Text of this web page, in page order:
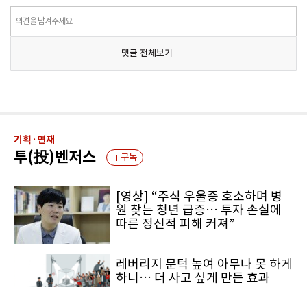
의견을 남겨주세요.
댓글 전체보기
기획·연재
투(投)벤저스 구독
[영상] “주식 우울증 호소하며 병
원 찾는 청년 급증… 투자 손실에
따른 정신적 피해 커져”
레버리지 문턱 높여 아무나 못 하게
하니… 더 사고 싶게 만든 효과